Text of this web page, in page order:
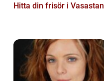
Hitta din frisör i Vasastan